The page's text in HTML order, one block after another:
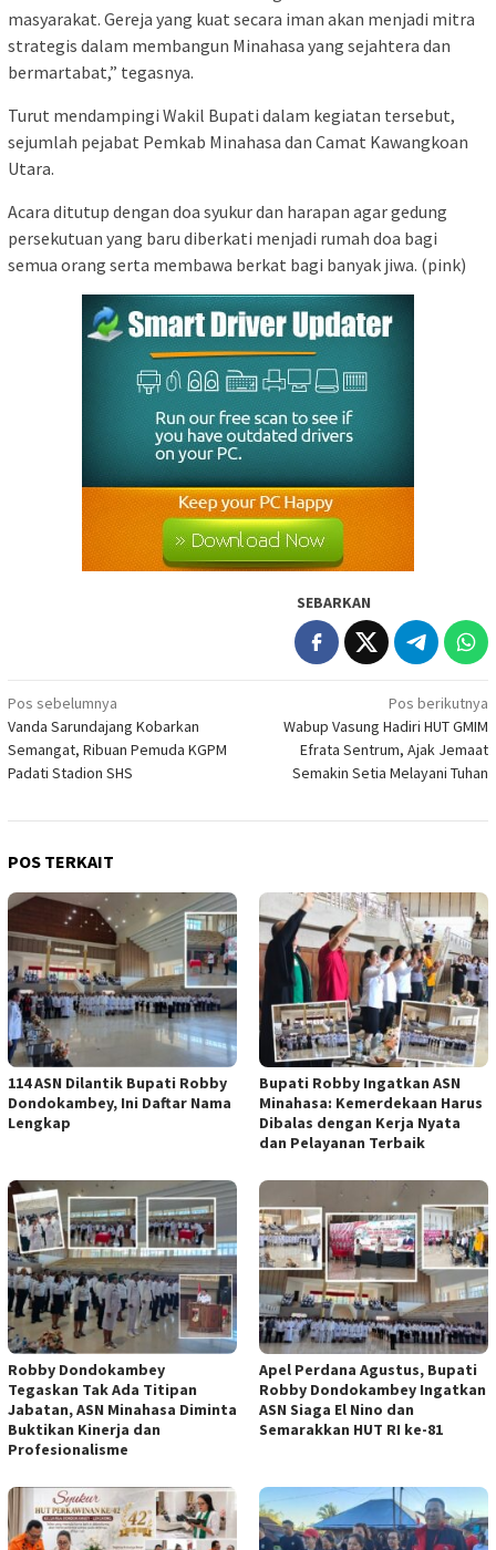
masyarakat. Gereja yang kuat secara iman akan menjadi mitra
strategis dalam membangun Minahasa yang sejahtera dan
bermartabat,” tegasnya.
Turut mendampingi Wakil Bupati dalam kegiatan tersebut,
sejumlah pejabat Pemkab Minahasa dan Camat Kawangkoan
Utara.
Acara ditutup dengan doa syukur dan harapan agar gedung
persekutuan yang baru diberkati menjadi rumah doa bagi
semua orang serta membawa berkat bagi banyak jiwa. (pink)
SEBARKAN
Navigasi
pos
Pos sebelumnya
Vanda Sarundajang Kobarkan
Semangat, Ribuan Pemuda KGPM
Padati Stadion SHS
Pos berikutnya
Wabup Vasung Hadiri HUT GMIM
Efrata Sentrum, Ajak Jemaat
Semakin Setia Melayani Tuhan
POS TERKAIT
114 ASN Dilantik Bupati Robby
Dondokambey, Ini Daftar Nama
Lengkap
Bupati Robby Ingatkan ASN
Minahasa: Kemerdekaan Harus
Dibalas dengan Kerja Nyata
dan Pelayanan Terbaik
Robby Dondokambey
Tegaskan Tak Ada Titipan
Jabatan, ASN Minahasa Diminta
Buktikan Kinerja dan
Profesionalisme
Apel Perdana Agustus, Bupati
Robby Dondokambey Ingatkan
ASN Siaga El Nino dan
Semarakkan HUT RI ke-81